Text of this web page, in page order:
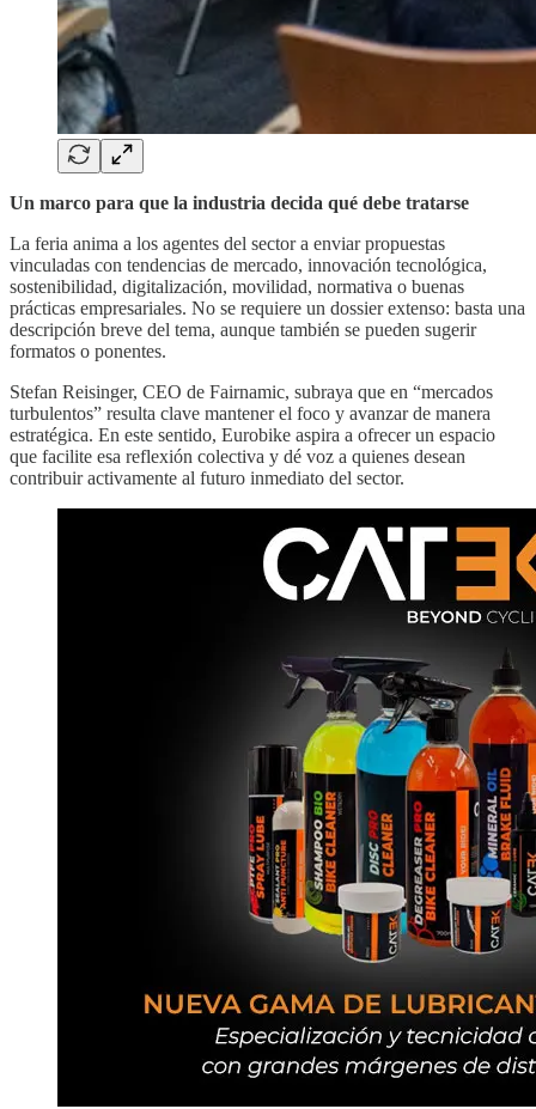
Un marco para que la industria decida qué debe tratarse
La feria anima a los agentes del sector a enviar propuestas
vinculadas con tendencias de mercado, innovación tecnológica,
sostenibilidad, digitalización, movilidad, normativa o buenas
prácticas empresariales. No se requiere un dossier extenso: basta una
descripción breve del tema, aunque también se pueden sugerir
formatos o ponentes.
Stefan Reisinger, CEO de Fairnamic, subraya que en “mercados
turbulentos” resulta clave mantener el foco y avanzar de manera
estratégica. En este sentido, Eurobike aspira a ofrecer un espacio
que facilite esa reflexión colectiva y dé voz a quienes desean
contribuir activamente al futuro inmediato del sector.